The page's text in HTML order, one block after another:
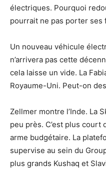
électriques. Pourquoi
pourrait ne pas porter ses
Un nouveau véhicule
n’arrivera pas cette
cela laisse un vide. La
Royaume-Uni. Peut-on
Zellmer montre l’Inde. La
peu près. C’est plus court
arme budgétaire. La
supervise au sein du
plus grands Kushaq et